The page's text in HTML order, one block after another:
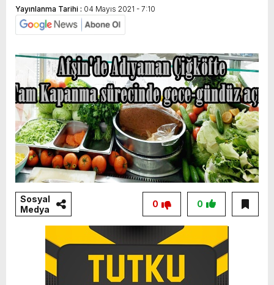
Yayınlanma Tarihi : 04 Mayıs 2021 - 7:10
Sosyal
Medya
0
0